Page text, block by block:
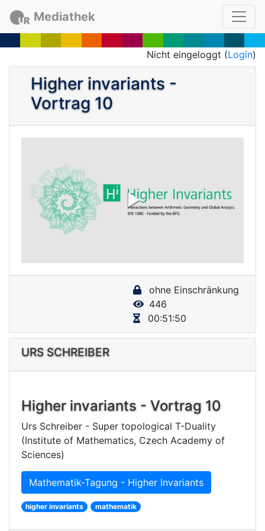
Mediathek
Nicht eingeloggt (Login)
Higher invariants -
Vortrag 10
P
V
i
d
o
ohne Einschränkung
446
00:51:50
URS SCHREIBER
Higher invariants - Vortrag 10
Urs Schreiber - Super topological T-Duality
(Institute of Mathematics, Czech Academy of
Sciences)
Mathematik-Tagung - Higher Invariants
higher invariants mathematik